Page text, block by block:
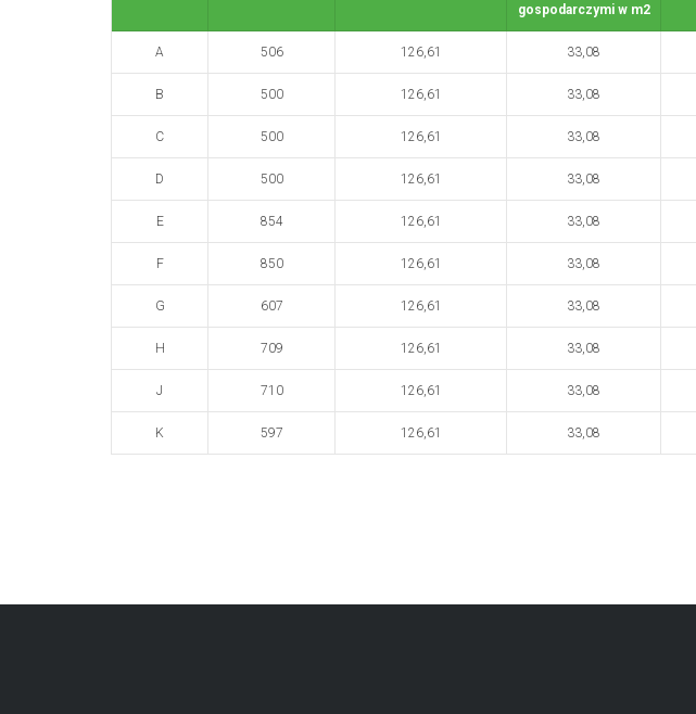
gospodarczymi w m2
A 506 126,61 33,08
B 500 126,61 33,08
C 500 126,61 33,08
D 500 126,61 33,08
E 854 126,61 33,08
F 850 126,61 33,08
G 607 126,61 33,08
H 709 126,61 33,08
J 710 126,61 33,08
K 597 126,61 33,08